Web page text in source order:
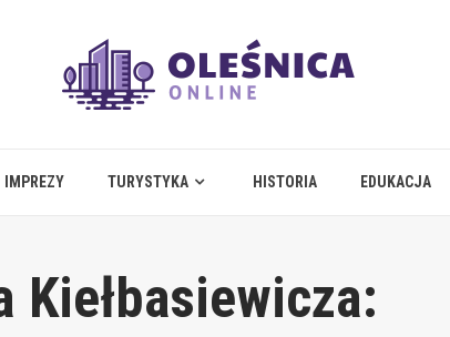
IMPREZY TURYSTYKA HISTORIA EDUKACJA
Kiełbasiewicza: